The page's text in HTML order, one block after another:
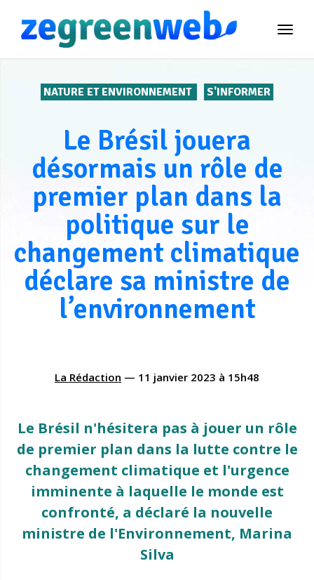
NATURE ET ENVIRONNEMENT S'INFORMER
Le Brésil jouera
désormais un rôle de
premier plan dans la
politique sur le
changement climatique
déclare sa ministre de
l’environnement
La Rédaction — 11 janvier 2023 à 15h48
Le Brésil n'hésitera pas à jouer un rôle
de premier plan dans la lutte contre le
changement climatique et l'urgence
imminente à laquelle le monde est
confronté, a déclaré la nouvelle
ministre de l'Environnement, Marina
Silva